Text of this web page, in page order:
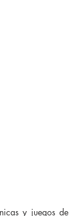
y juegos de